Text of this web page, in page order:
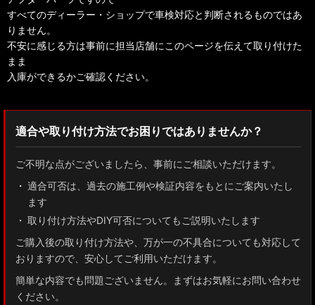
すべてのディーラー・ショップで車検対応と判断されるものではあ
りません。
不安に感じる方は事前に担当店舗にこのページを伝えて取り付けた
まま
入庫ができるかご確認ください。
適合や取り付け方法でお困りではありませんか？
ご不明な点がございましたら、事前にご相談いただけます。
適合可否は、過去の施工例や検証内容をもとにご案内いたし
ます
取り付け方法やDIY可否についてもご説明いたします
ご購入後の取り付け方法や、万が一の不具合についても対応して
おりますので、安心してご利用いただけます。
簡単な内容でも問題ございません。まずはお気軽にお問い合わせ
ください。